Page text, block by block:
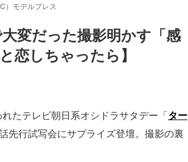
）モデルプレス
変だった撮影明かす「感
恋しちゃったら】
たテレビ朝日系オシドラサタデー「ター
先行試写会にサプライズ登壇。撮影の裏